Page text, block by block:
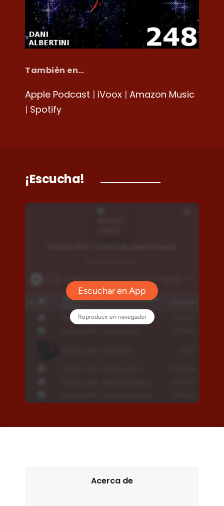
También en…
Apple Podcast | iVoox | Amazon Music
| Spotify
¡Escucha!
Acerca de